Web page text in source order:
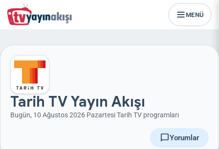
MENÜ
Tarih TV Yayın Akışı
Bugün, 10 Ağustos 2026 Pazartesi Tarih TV programları
chat_bubbleYorumlar